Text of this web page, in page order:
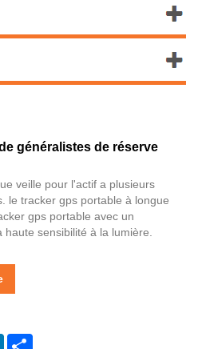
généralistes de réserve
veille pour l'actif a plusieurs
le tracker gps portable à longue
gps portable avec un
sensibilité à la lumière.
LinkedIn